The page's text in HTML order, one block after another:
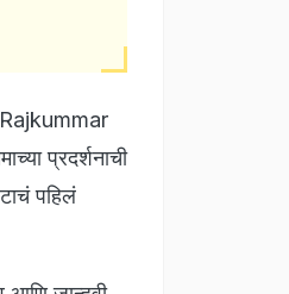
प्रदर्शनाची
पहिलं